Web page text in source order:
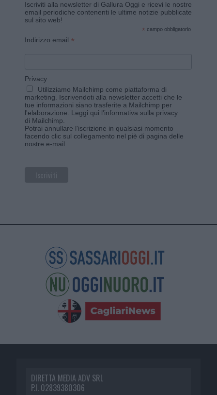
Iscriviti alla newsletter di Gallura Oggi e ricevi le nostre
email periodiche contenenti le ultime notizie pubblicate
sul sito web!
* campo obbligatorio
Indirizzo email *
Privacy
Utilizziamo Mailchimp come piattaforma di
marketing. Iscrivendoti alla newsletter accetti che le
tue informazioni siano trasferite a Mailchimp per
l'elaborazione. Leggi qui l'informativa sulla privacy
di Mailchimp
Potrai annullare l'iscrizione in qualsiasi momento
facendo clic sul collegamento nel piè di pagina delle
nostre e-mail.
DIRETTA MEDIA ADV SRL
P.I. 02839380306